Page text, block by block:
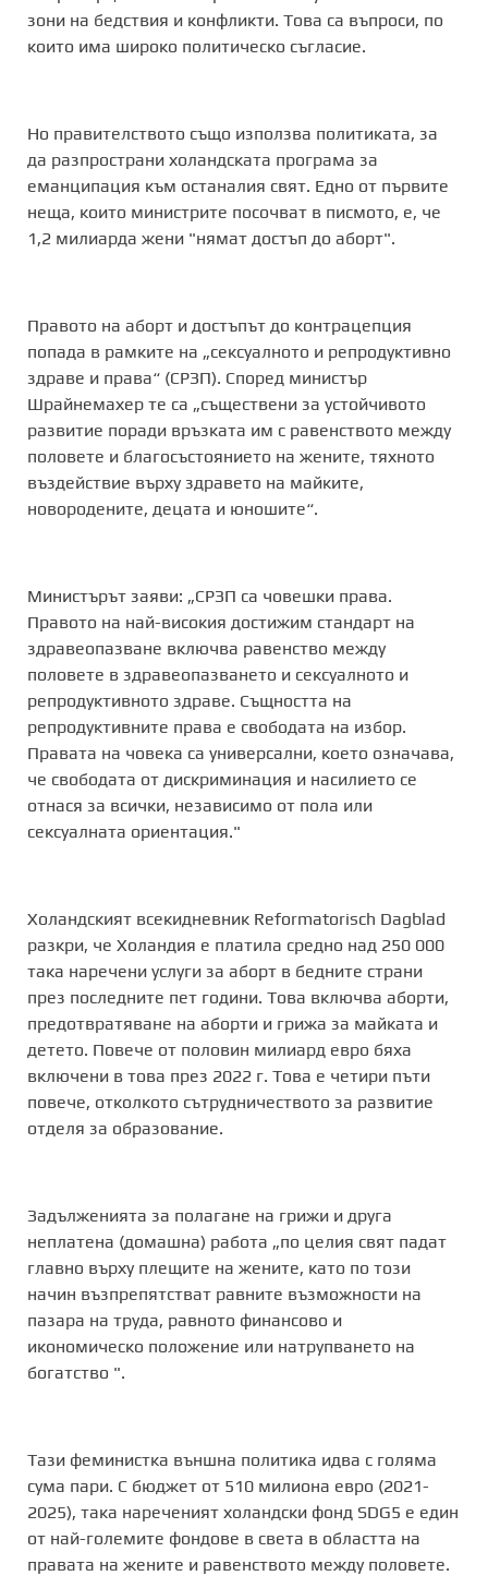
зони на бедствия и конфликти. Това са въпроси, по
които има широко политическо съгласие.
Но правителството също използва политиката, за
да разпространи холандската програма за
еманципация към останалия свят. Едно от първите
неща, които министрите посочват в писмото, е, че
1,2 милиарда жени "нямат достъп до аборт".
Правото на аборт и достъпът до контрацепция
попада в рамките на „сексуалното и репродуктивно
здраве и права“ (СРЗП). Според министър
Шрайнемахер те са „съществени за устойчивото
развитие поради връзката им с равенството между
половете и благосъстоянието на жените, тяхното
въздействие върху здравето на майките,
новородените, децата и юношите“.
Министърът заяви: „СРЗП са човешки права.
Правото на най-високия достижим стандарт на
здравеопазване включва равенство между
половете в здравеопазването и сексуалното и
репродуктивното здраве. Същността на
репродуктивните права е свободата на избор.
Правата на човека са универсални, което означава,
че свободата от дискриминация и насилието се
отнася за всички, независимо от пола или
сексуалната ориентация."
Xоландският всекидневник Reformatorisch Dagblad
разкри, че Холандия е платила средно над 250 000
така наречени услуги за аборт в бедните страни
през последните пет години. Това включва аборти,
предотвратяване на аборти и грижа за майката и
детето. Повече от половин милиард евро бяха
включени в това през 2022 г. Това е четири пъти
повече, отколкото сътрудничеството за развитие
отделя за образование.
Задълженията за полагане на грижи и друга
неплатена (домашна) работа „по целия свят падат
главно върху плещите на жените, като по този
начин възпрепятстват равните възможности на
пазара на труда, равното финансово и
икономическо положение или натрупването на
богатство ".
Тази феминистка външна политика идва с голяма
сума пари. С бюджет от 510 милиона евро (2021-
2025), така нареченият холандски фонд SDG5 е един
от най-големите фондове в света в областта на
правата на жените и равенството между половете.